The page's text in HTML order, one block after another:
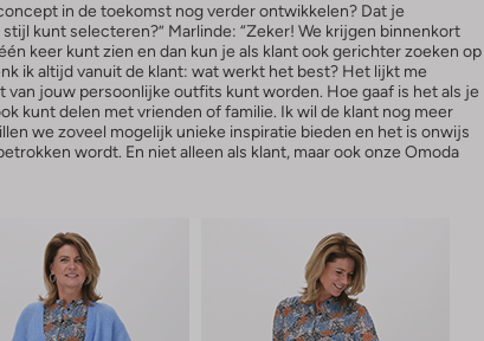
in de toekomst nog verder ontwikkelen? Dat je
kunt selecteren?” Marlinde: “Zeker! We krijgen binnenkort
keer kunt zien en dan kun je als klant ook gerichter zoeken op
ik altijd vanuit de klant: wat werkt het best? Het lijkt me
jouw persoonlijke outfits kunt worden. Hoe gaaf is het als je
kunt delen met vrienden of familie. Ik wil de klant nog meer
we zoveel mogelijk unieke inspiratie bieden en het is onwijs
wordt. En niet alleen als klant, maar ook onze Omoda